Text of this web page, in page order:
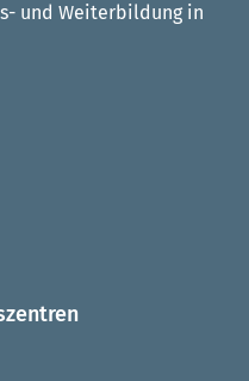
und Weiterbildung in